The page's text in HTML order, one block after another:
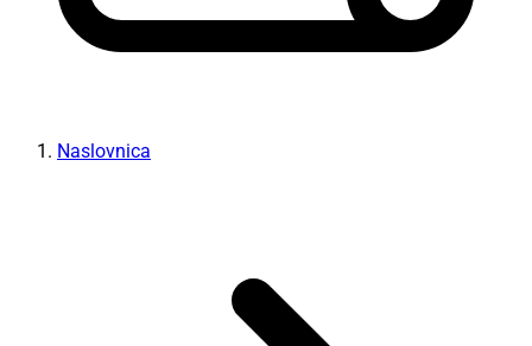
Naslovnica